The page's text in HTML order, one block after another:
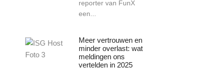
reporter van FunX
een...
Meer vertrouwen en
minder overlast: wat
meldingen ons
vertelden in 2025